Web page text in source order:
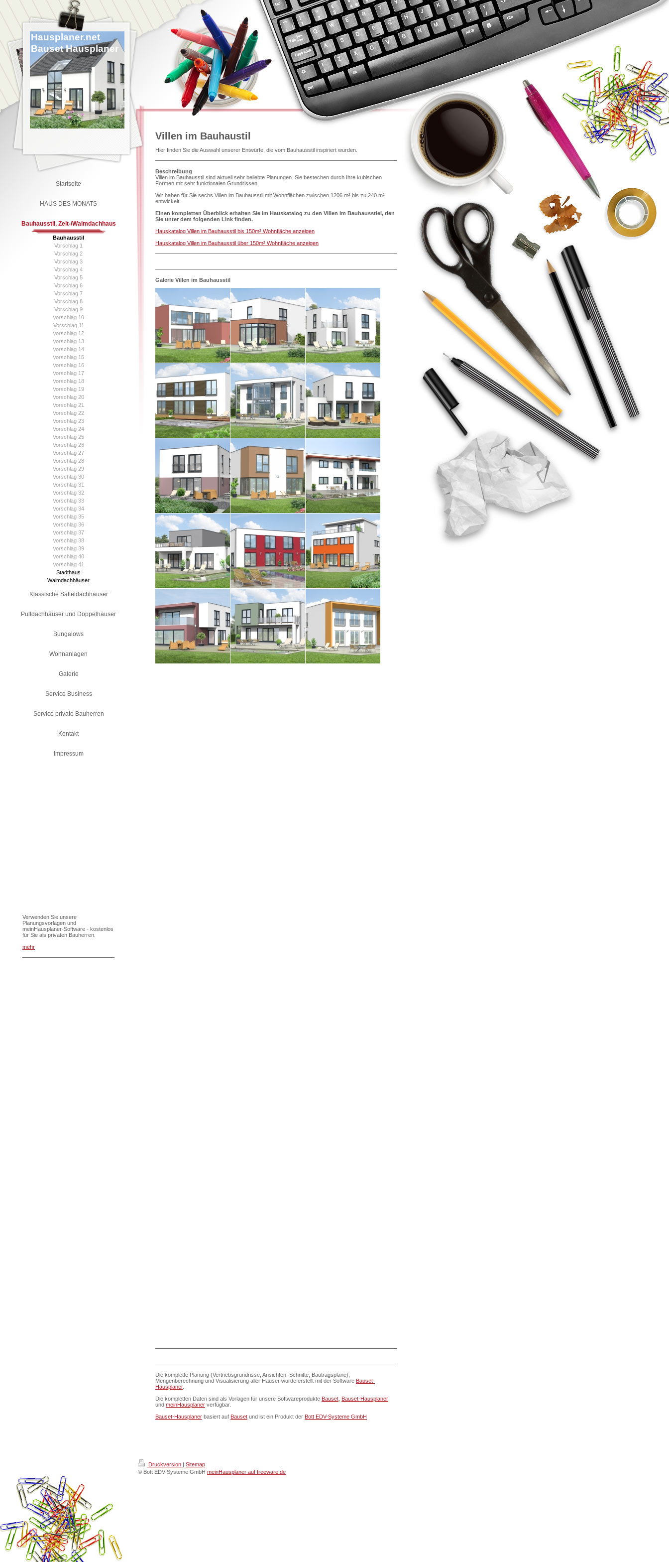
Hausplaner.net
Bauset Hausplaner
Villen im Bauhaustil
Hier finden Sie die Auswahl unserer Entwürfe, die vom Bauhausstil inspiriert wurden.
Beschreibung
Villen im Bauhausstil sind aktuell sehr beliebte Planungen. Sie bestechen durch Ihre kubischen
Formen mit sehr funktionalen Grundrissen.
Wir haben für Sie sechs Villen im Bauhausstil mit Wohnflächen zwischen 1206 m² bis zu 240 m²
entwickelt.
Einen kompletten Überblick erhalten Sie im Hauskatalog zu den Villen im Bauhausstiel, den
Sie unter dem folgenden Link finden.
Hauskatalog Villen im Bauhausstil bis 150m² Wohnfläche anzeigen
Hauskatalog Villen im Bauhausstil über 150m² Wohnfläche anzeigen
Galerie Villen im Bauhausstil
Die komplette Planung (Vertriebsgrundrisse, Ansichten, Schnitte, Bautragspläne),
Mengenberechnung und Visualisierung aller Häuser wurde erstellt mit der Software Bauset-
Hausplaner.
Die kompletten Daten sind als Vorlagen für unsere Softwareprodukte Bauset Bauset-Hausplaner
und meinHausplaner verfügbar.
Bauset-Hausplaner basiert auf Bauset und ist ein Produkt der Bott EDV-Systeme GmbH
Druckversion | Sitemap
© Bott EDV-Systeme GmbH meinHausplaner auf freeware.de
Startseite
HAUS DES MONATS
Bauhausstil, Zelt-/Walmdachhaus
Bauhausstil
Vorschlag 1
Vorschlag 2
Vorschlag 3
Vorschlag 4
Vorschlag 5
Vorschlag 6
Vorschlag 7
Vorschlag 8
Vorschlag 9
Vorschlag 10
Vorschlag 11
Vorschlag 12
Vorschlag 13
Vorschlag 14
Vorschlag 15
Vorschlag 16
Vorschlag 17
Vorschlag 18
Vorschlag 19
Vorschlag 20
Vorschlag 21
Vorschlag 22
Vorschlag 23
Vorschlag 24
Vorschlag 25
Vorschlag 26
Vorschlag 27
Vorschlag 28
Vorschlag 29
Vorschlag 30
Vorschlag 31
Vorschlag 32
Vorschlag 33
Vorschlag 34
Vorschlag 35
Vorschlag 36
Vorschlag 37
Vorschlag 38
Vorschlag 39
Vorschlag 40
Vorschlag 41
Stadthaus
Walmdachhäuser
Klassische Satteldachhäuser
Pultdachhäuser und Doppelhäuser
Bungalows
Wohnanlagen
Galerie
Service Business
Service private Bauherren
Kontakt
Impressum
Verwenden Sie unsere
Planungsvorlagen und
meinHausplaner-Software - kostenlos
für Sie als privaten Bauherren.
mehr